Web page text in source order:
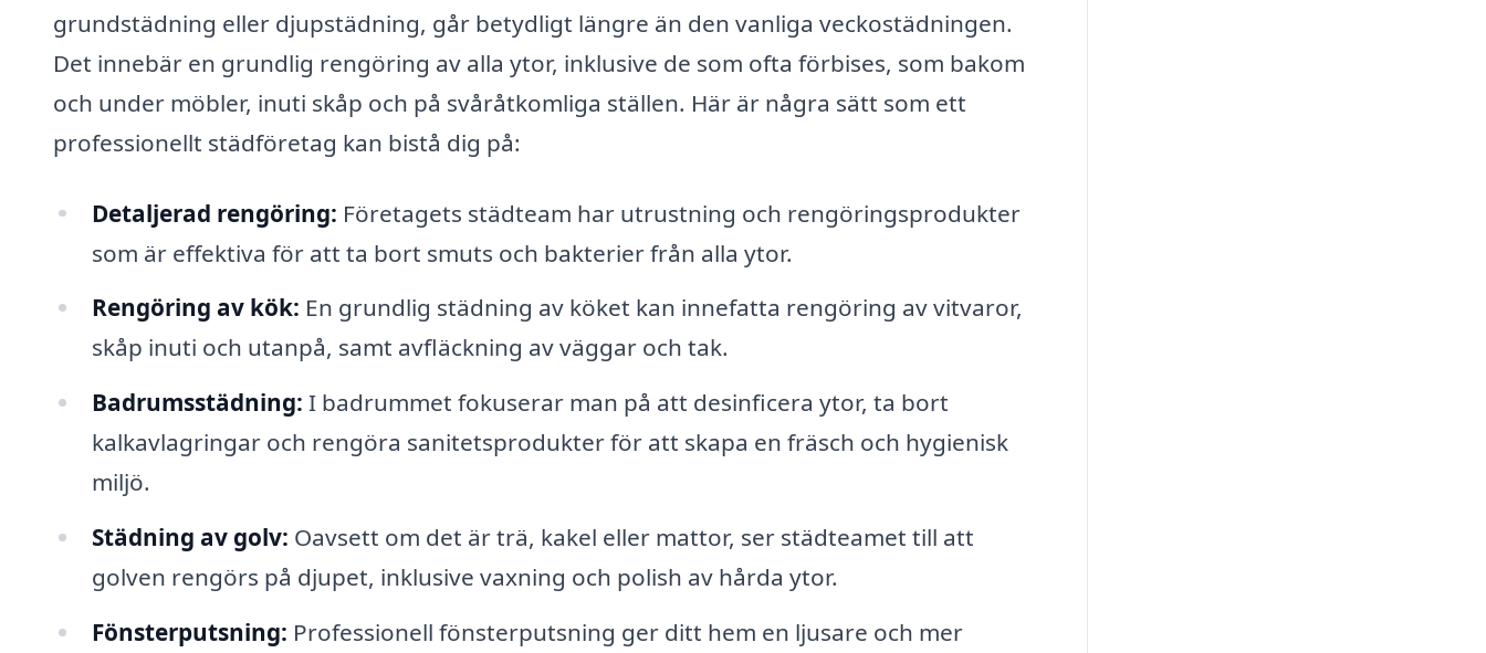
grundstädning eller djupstädning, går betydligt längre än den vanliga veckostädningen.
Det innebär en grundlig rengöring av alla ytor, inklusive de som ofta förbises, som bakom
och under möbler, inuti skåp och på svåråtkomliga ställen. Här är några sätt som ett
professionellt städföretag kan bistå dig på:
Detaljerad rengöring: Företagets städteam har utrustning och rengöringsprodukter
som är effektiva för att ta bort smuts och bakterier från alla ytor.
Rengöring av kök: En grundlig städning av köket kan innefatta rengöring av vitvaror,
skåp inuti och utanpå, samt avfläckning av väggar och tak.
Badrumsstädning: I badrummet fokuserar man på att desinficera ytor, ta bort
kalkavlagringar och rengöra sanitetsprodukter för att skapa en fräsch och hygienisk
miljö.
Städning av golv: Oavsett om det är trä, kakel eller mattor, ser städteamet till att
golven rengörs på djupet, inklusive vaxning och polish av hårda ytor.
Fönsterputsning: Professionell fönsterputsning ger ditt hem en ljusare och mer